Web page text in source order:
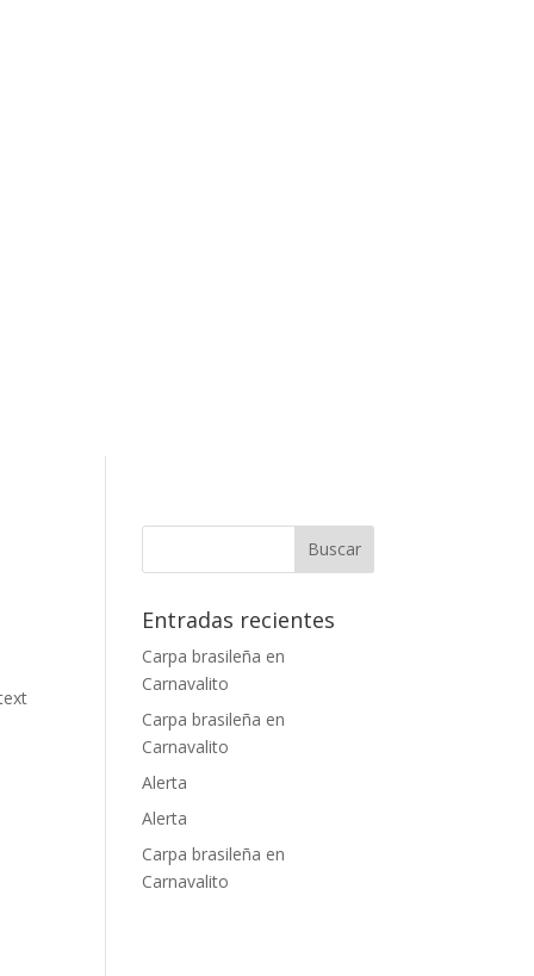
Entradas recientes
Carpa brasileña en
Carnavalito
Carpa brasileña en
Carnavalito
Alerta
Alerta
Carpa brasileña en
Carnavalito